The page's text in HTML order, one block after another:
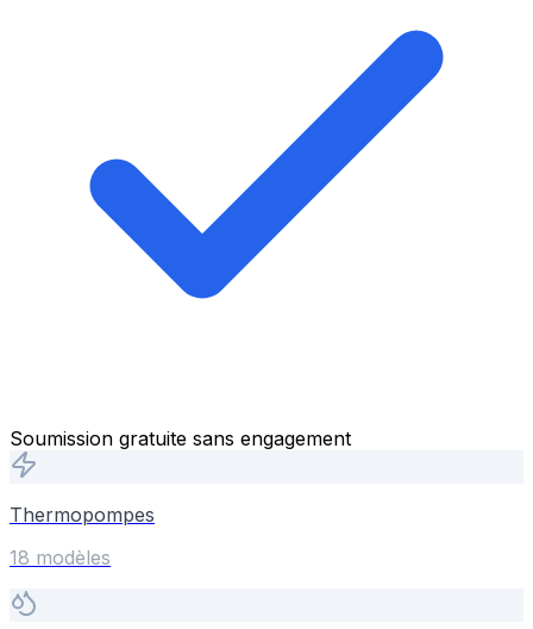
Soumission gratuite sans engagement
Thermopompes
18 modèles